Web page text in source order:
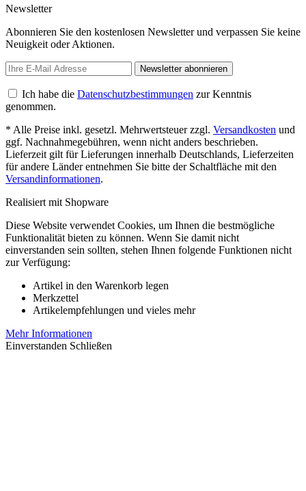
Newsletter
Abonnieren Sie den kostenlosen Newsletter und verpassen Sie keine
Neuigkeit oder Aktionen.
Newsletter abonnieren
Ich habe die Datenschutzbestimmungen zur Kenntnis
genommen.
* Alle Preise inkl. gesetzl. Mehrwertsteuer zzgl. Versandkosten und
ggf. Nachnahmegebühren, wenn nicht anders beschrieben.
Lieferzeit gilt für Lieferungen innerhalb Deutschlands, Lieferzeiten
für andere Länder entnehmen Sie bitte der Schaltfläche mit den
Versandinformationen.
Realisiert mit Shopware
Diese Website verwendet Cookies, um Ihnen die bestmögliche
Funktionalität bieten zu können. Wenn Sie damit nicht
einverstanden sein sollten, stehen Ihnen folgende Funktionen nicht
zur Verfügung:
Artikel in den Warenkorb legen
Merkzettel
Artikelempfehlungen und vieles mehr
Mehr Informationen
Einverstanden Schließen